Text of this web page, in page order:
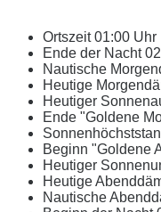
Ortszeit01:00 Uhr
Ende der Nacht
Nautische
Heutige
Heutiger
Ende "Goldene
Beginn "Goldene
Heutiger
Heutige
Nautische